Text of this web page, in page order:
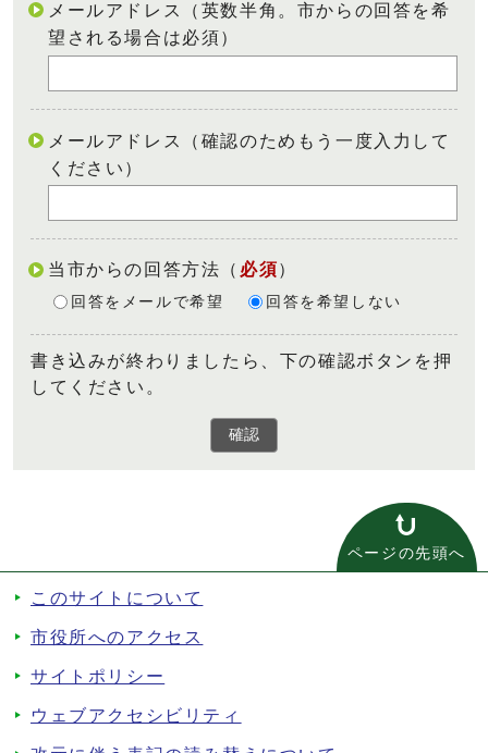
メールアドレス（英数半角。市からの回答を希
望される場合は必須）
メールアドレス（確認のためもう一度入力して
ください）
当市からの回答方法 （ 必須）
回答をメールで希望 回答を希望しない
書き込みが終わりましたら、下の確認ボタンを押
してください。
確認
ページの先頭へ
このサイトについて
市役所へのアクセス
サイトポリシー
ウェブアクセシビリティ